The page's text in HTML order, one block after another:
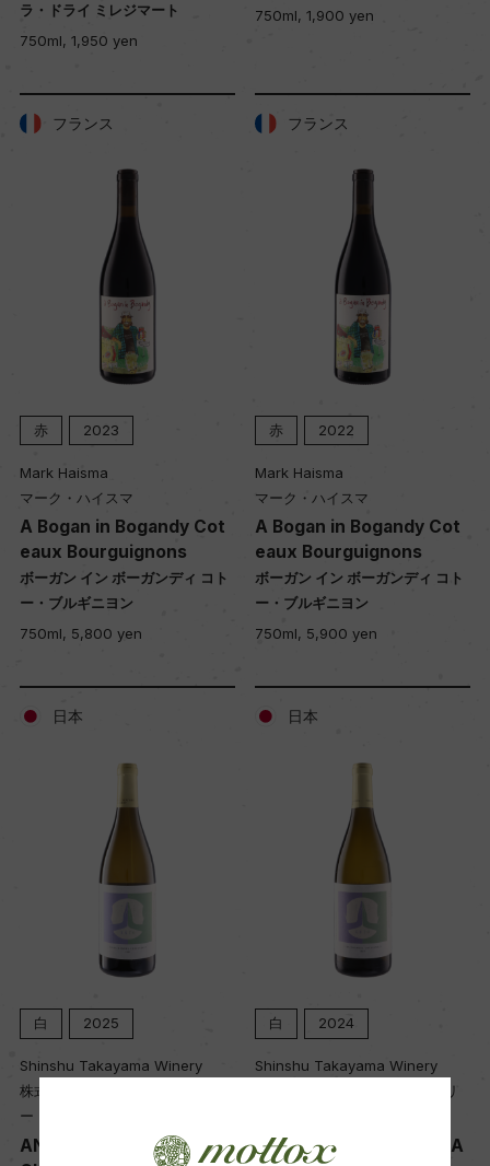
ラ・ドライ ミレジマート
750ml, 1,950 yen
750ml, 1,900 yen
フランス
赤 2023
Mark Haisma
マーク・ハイスマ
A Bogan in Bogandy Cot
eaux Bourguignons
ボーガン イン ボーガンディ コト
ー・ブルギニヨン
750ml, 5,800 yen
フランス
赤 2022
Mark Haisma
マーク・ハイスマ
A Bogan in Bogandy Cot
eaux Bourguignons
ボーガン イン ボーガンディ コト
ー・ブルギニヨン
750ml, 5,900 yen
日本
白 2025
Shinshu Takayama Winery
株式会社 信州たかやまワイナリ
ー
ANTO TAKAYAMAMURA
日本
白 2024
Shinshu Takayama Winery
株式会社 信州たかやまワイナリ
ANTO TAKAYAMAMURA